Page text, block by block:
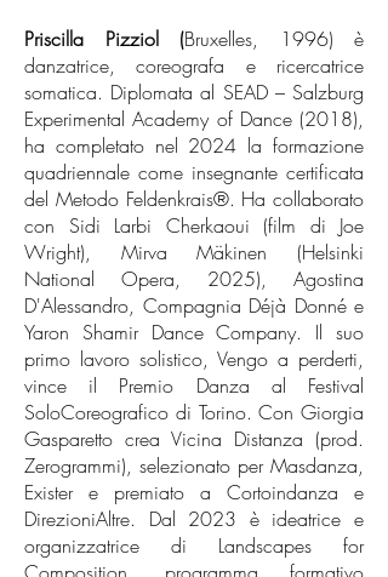
Priscilla Pizziol (Bruxelles, 1996) è
danzatrice, coreografa e ricercatrice
somatica. Diplomata al SEAD – Salzburg
Experimental Academy of Dance (2018),
ha completato nel 2024 la formazione
quadriennale come insegnante certificata
del Metodo Feldenkrais®. Ha collaborato
con Sidi Larbi Cherkaoui (film di Joe
Wright), Mirva Mäkinen (Helsinki
National Opera, 2025), Agostina
D'Alessandro, Compagnia Déjà Donné e
Yaron Shamir Dance Company. Il suo
primo lavoro solistico, Vengo a perderti,
vince il Premio Danza al Festival
SoloCoreografico di Torino. Con Giorgia
Gasparetto crea Vicina Distanza (prod.
Zerogrammi), selezionato per Masdanza,
Exister e premiato a Cortoindanza e
DirezioniAltre. Dal 2023 è ideatrice e
organizzatrice di Landscapes for